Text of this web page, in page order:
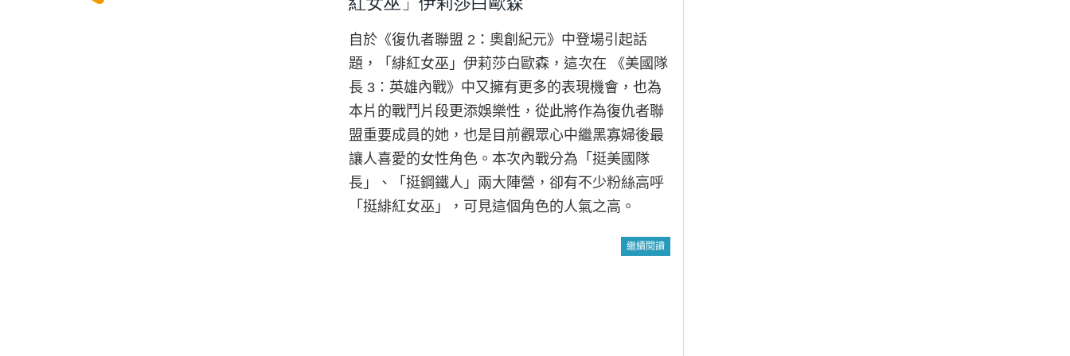
自於《復仇者聯盟 2：奧創紀元》中登場引起話
題，「緋紅女巫」伊莉莎白歐森，這次在 《美國隊
長 3：英雄內戰》中又擁有更多的表現機會，也為
本片的戰鬥片段更添娛樂性，從此將作為復仇者聯
盟重要成員的她，也是目前觀眾心中繼黑寡婦後最
讓人喜愛的女性角色。本次內戰分為「挺美國隊
長」、「挺鋼鐵人」兩大陣營，卻有不少粉絲高呼
「挺緋紅女巫」，可見這個角色的人氣之高。
繼續閱讀